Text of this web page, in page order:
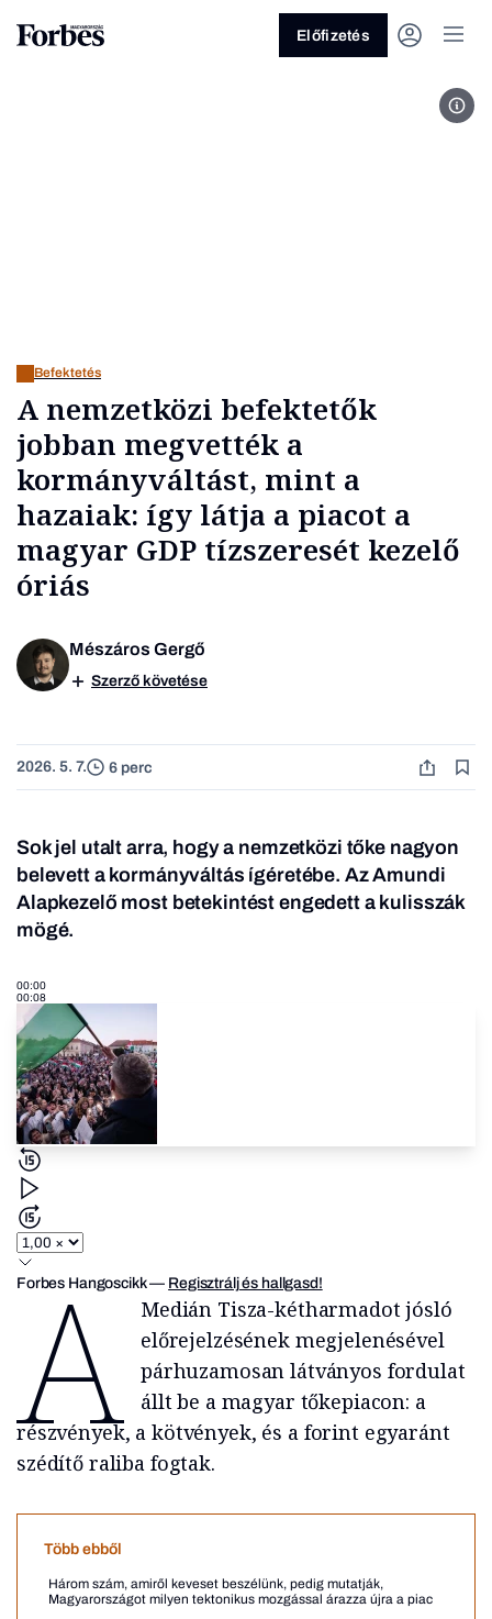
Előfizetés
Befektetés
A nemzetközi befektetők
jobban megvették a
kormányváltást, mint a
hazaiak: így látja a piacot a
magyar GDP tízszeresét kezelő
óriás
Mészáros Gergő
Szerző követése
2026. 5. 7. 6 perc
Sok jel utalt arra, hogy a nemzetközi tőke nagyon
belevett a kormányváltás ígéretébe. Az Amundi
Alapkezelő most betekintést engedett a kulisszák
mögé.
00:00
00:08
Forbes Hangoscikk— Regisztrálj és hallgasd!
A
Medián Tisza-kétharmadot jósló
előrejelzésének megjelenésével
párhuzamosan látványos fordulat
állt be a magyar tőkepiacon: a
részvények, a kötvények, és a forint egyaránt
szédítő raliba fogtak.
Több ebből
Három szám, amiről keveset beszélünk, pedig mutatják,
Magyarországot milyen tektonikus mozgással árazza újra a piac